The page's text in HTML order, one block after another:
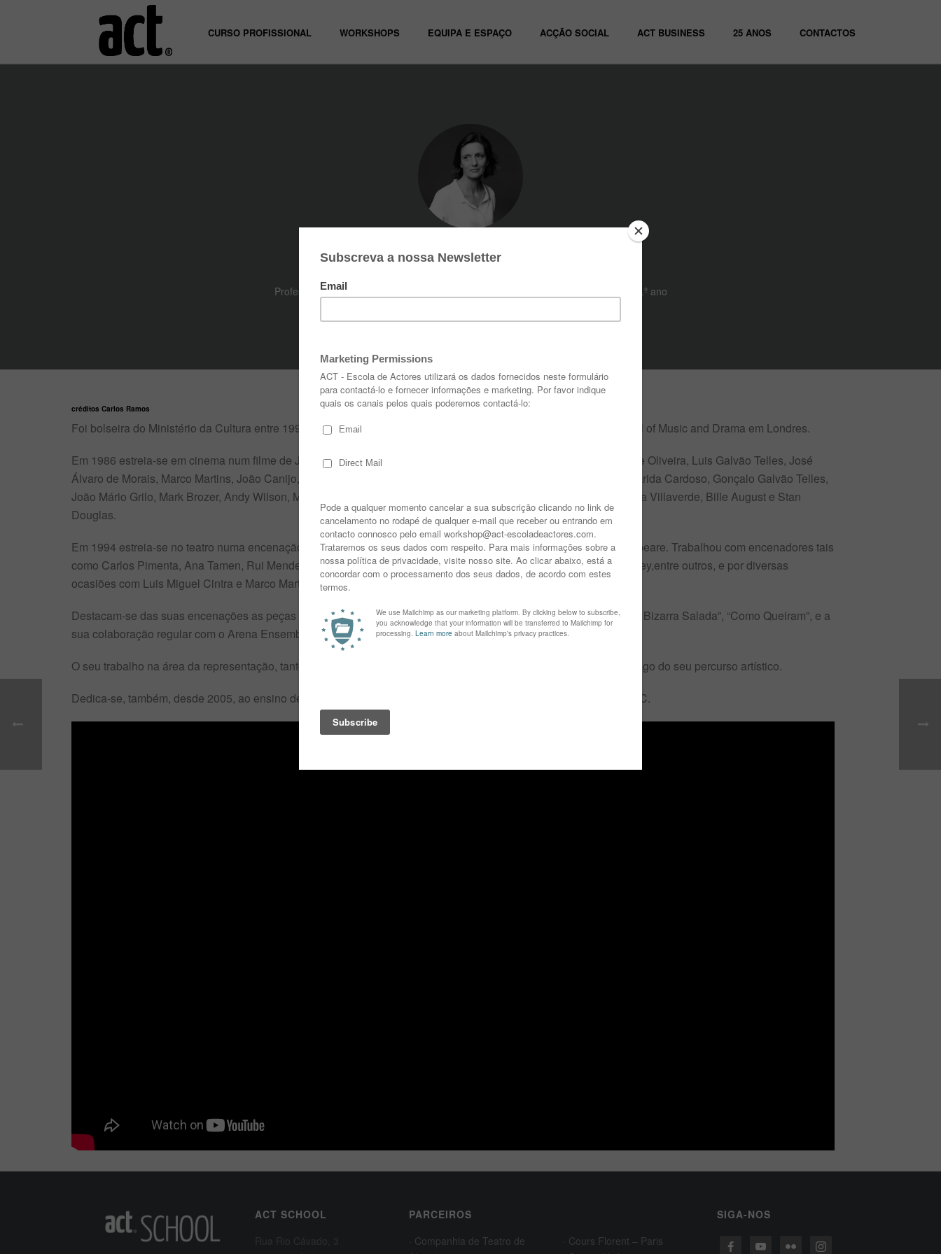
CURSO PROFISSIONAL WORKSHOPS EQUIPA E ESPAÇO ACÇÃO SOCIAL ACT BUSINESS 25 ANOS CONTACTOS
Beatriz Batarda
Professora Análise e Construção da Personagem, Coordenadora Pedagógica do 3.º ano
créditos Carlos Ramos
Foi bolseira do Ministério da Cultura entre 1997/2000, ano em que finalizou o BA (Hons) Acting na Guildhall School of Music and Drama em Londres.
Em 1986 estreia-se em cinema num filme de João Botelho, e desde então trabalhou com os realizadores Manoel de Oliveira, Luis Galvão Telles, José
Álvaro de Morais, Marco Martins, João Canijo, Pedro Caldas,Vicente Jorge Silva, Jeanne Waltz, Ivo Ferreira, Margarida Cardoso, Gonçalo Galvão Telles,
João Mário Grilo, Mark Brozer, Andy Wilson, Mike Dowse, Thomas Vincent, Erik de Bruyn , Christine Laurent, Teresa Villaverde, Bille August e Stan
Douglas.
Em 1994 estreia-se no teatro numa encenação de Luis Miguel Cintra da peçaUm Conto de Invernode W. Shakespeare. Trabalhou com encenadores tais
como Carlos Pimenta, Ana Tamen, Rui Mendes, Carlos Aladro, Cristopher Morahan, Steven Unwin, Joseph Blatchley,entre outros, e por diversas
ocasiões com Luis Miguel Cintra e Marco Martins.
Destacam-se das suas encenações as peças “Olá e Adeusinho”, “Azul Longe nas Colinas”, “Sangue Jovem”, “Uma Bizarra Salada”, “Como Queiram”, e a
sua colaboração regular com o Arena Ensemble, do qual é co-fundadora.
O seu trabalho na área da representação, tanto em cinema como no teatro, tem sido premiado e reconhecido ao longo do seu percurso artístico.
Dedica-se, também, desde 2005, ao ensino de Técnicas de Representação em escolas como a ESAD, ACT e EPTC.
ACT SCHOOL
Rua Rio Cávado, 3
PARCEIROS
· Companhia de Teatro de
· Cours Florent – Paris
SIGA-NOS